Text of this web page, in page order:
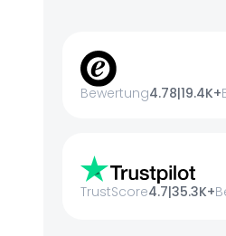
Bewertung4.78|19.4K+
TrustScore4.7|35.3K+